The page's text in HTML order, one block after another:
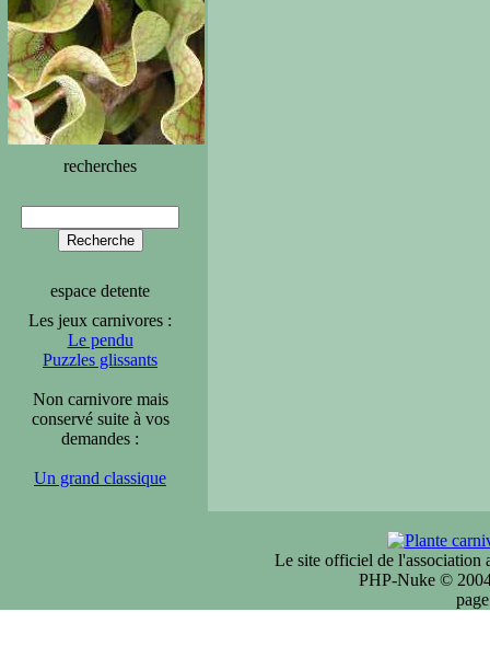
recherches
espace detente
Les jeux carnivores :
Le pendu
Puzzles glissants
Non carnivore mais
conservé suite à vos
demandes :
Un grand classique
Le site officiel de l'association
PHP-Nuke ©